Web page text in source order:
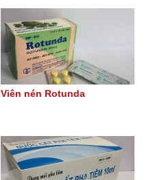
Viên nén Rotunda